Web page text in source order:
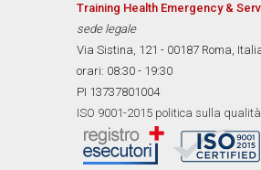
Training Health Emergency &
sede legale
Via Sistina, 121 - 00187 Roma,
orari: 08:30 - 19:30
PI 13737801004
ISO 9001-2015 politica sulla qualità